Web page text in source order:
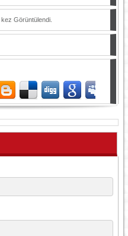
kez Görüntülendi.